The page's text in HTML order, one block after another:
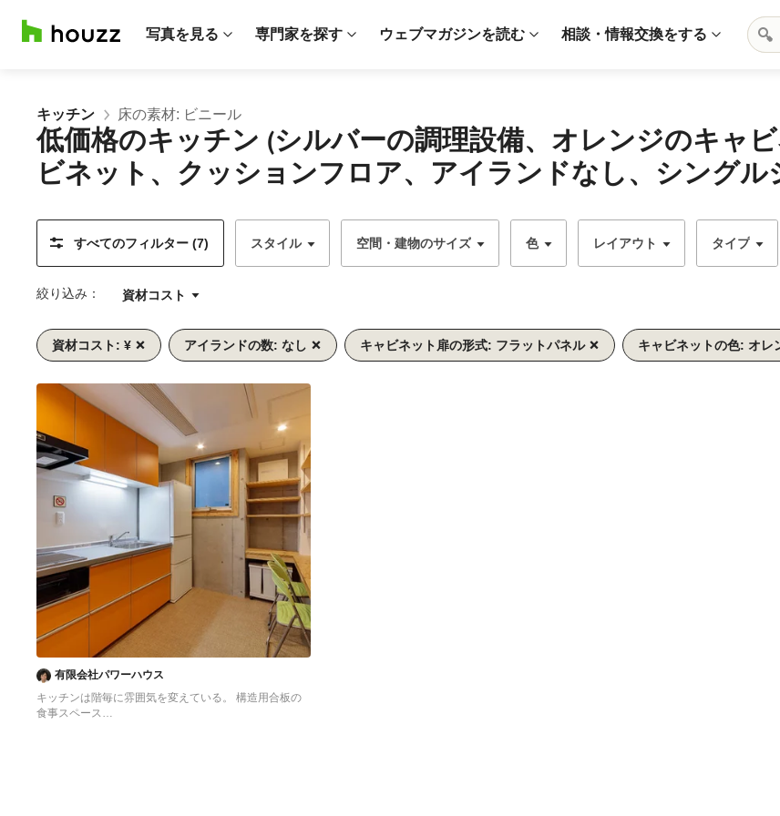
写真を見る 専門家を探す ウェブマガジンを読む 相談・情報交換をする
キッチン 床の素材: ビニール
低価格のキッチン (シルバーの調理設備、オレンジのキャ
ビネット、クッションフロア、アイランドなし、シングル
すべてのフィルター (7) スタイル 空間・建物のサイズ 色 レイアウト タイプ
絞り込み： 資材コスト
資材コスト: ¥ アイランドの数: なし キャビネット扉の形式: フラットパネル キャビネットの色: オレ
へ
へ
有限会社パワーハウス
キッチンは階毎に雰囲気を変えている。 構造用合板の
食事スペース